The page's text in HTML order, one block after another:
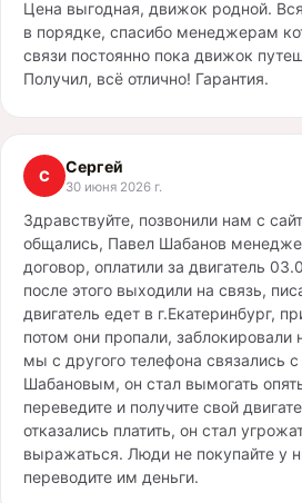
Цена выгодная, движок родной.
в порядке, спасибо менеджерам
связи постоянно пока движок
Получил, всё отлично! Гарантия.
С Сергей
30 июня 2026 г.
Здравствуйте, позвонили нам с
общались, Павел Шабанов
договор, оплатили за двигатель
после этого выходили на связь,
двигатель едет в г.Екатеринбург,
потом они пропали, заблокировали
мы с другого телефона связались
Шабановым, он стал вымогать
переведите и получите свой
отказались платить, он стал
выражаться. Люди не покупайте у
переводите им деньги.